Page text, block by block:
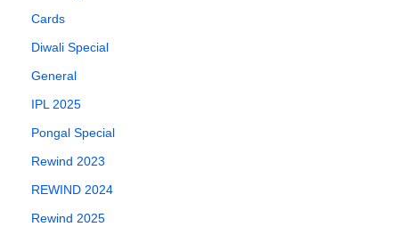
Cards
Diwali Special
General
IPL 2025
Pongal Special
Rewind 2023
REWIND 2024
Rewind 2025